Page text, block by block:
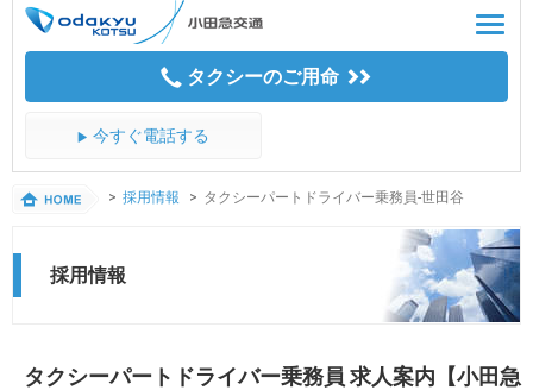
CONTENTS
タクシーのご用命
今すぐ電話する
採用情報 タクシーパートドライバー乗務員-世田谷
採用情報
タクシーパートドライバー乗務員 求人案内【小田急